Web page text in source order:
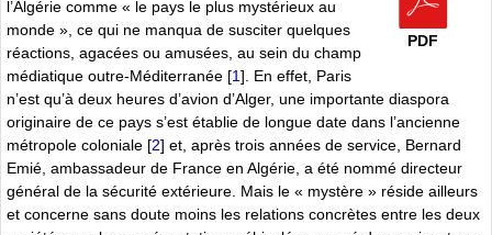
PDF
l’Algérie comme « le pays le plus mystérieux au
monde », ce qui ne manqua de susciter quelques
réactions, agacées ou amusées, au sein du champ
médiatique outre-Méditerranée [1] . En effet, Paris
n’est qu’à deux heures d’avion d’Alger, une importante diaspora
originaire de ce pays s’est établie de longue date dans l’ancienne
métropole coloniale [2] et, après trois années de service, Bernard
Emié, ambassadeur de France en Algérie, a été nommé directeur
général de la sécurité extérieure. Mais le « mystère » réside ailleurs
et concerne sans doute moins les relations concrètes entre les deux